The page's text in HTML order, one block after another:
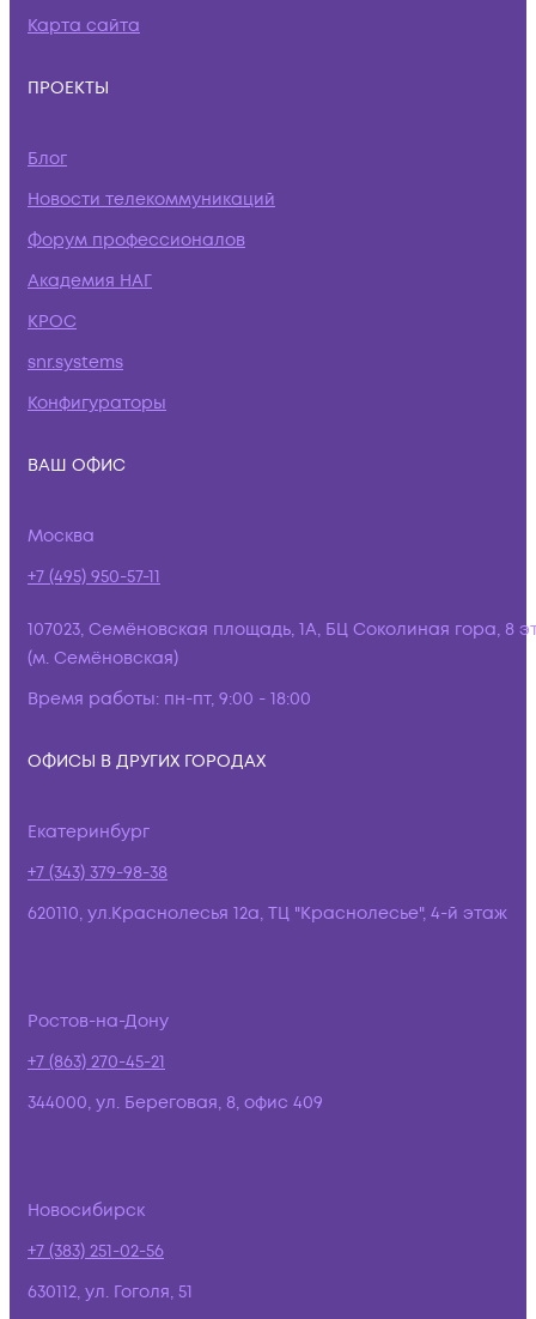
Карта сайта
ПРОЕКТЫ
Блог
Новости телекоммуникаций
Форум профессионалов
Академия НАГ
КРОС
snr.systems
Конфигураторы
ВАШ ОФИС
Москва
+7 (495) 950-57-11
107023, Семёновская площадь, 1А, БЦ Соколиная гора, 8
(м. Семёновская)
Время работы: пн-пт, 9:00 - 18:00
ОФИСЫ В ДРУГИХ ГОРОДАХ
Екатеринбург
+7 (343) 379-98-38
620110, ул.Краснолесья 12а, ТЦ "Краснолесье", 4-й этаж
Ростов-на-Дону
+7 (863) 270-45-21
344000, ул. Береговая, 8, офис 409
Новосибирск
+7 (383) 251-02-56
630112, ул. Гоголя, 51